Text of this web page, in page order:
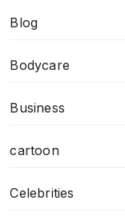
Blog
Bodycare
Business
cartoon
Celebrities